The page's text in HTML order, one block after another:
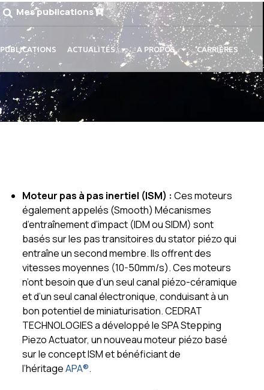
Mes publications
PUBLICATIONS ACTUALITÉS A PROPOS CARRIÈRES
Moteur pas à pas inertiel (ISM) : Ces moteurs
également appelés (Smooth) Mécanismes
d’entraînement d’impact (IDM ou SIDM) sont
basés sur les pas transitoires du stator piézo qui
entraîne un second membre. Ils offrent des
vitesses moyennes (10-50mm/s). Ces moteurs
n’ont besoin que d’un seul canal piézo-céramique
et d’un seul canal électronique, conduisant à un
bon potentiel de miniaturisation. CEDRAT
TECHNOLOGIES a développé le SPA Stepping
Piezo Actuator, un nouveau moteur piézo basé
sur le concept ISM et bénéficiant de
l’héritageAPA®.